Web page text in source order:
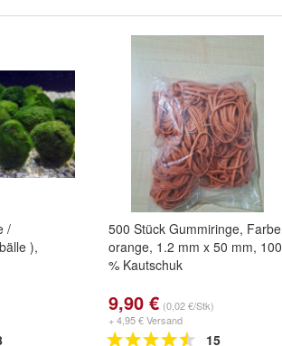
/
),
500 Stück Gummiringe, Farbe
orange, 1.2 mm x 50 mm, 100
% Kautschuk
9,90 € (0,02 €/Stk)
+ 4,95 € Versand
15